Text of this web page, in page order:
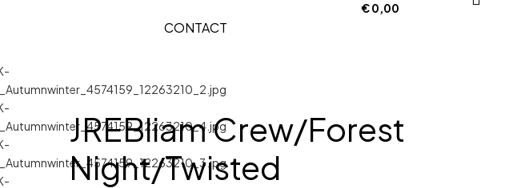
CONTACT
€0,00
JREBliam Crew/Forest
Night/Twisted